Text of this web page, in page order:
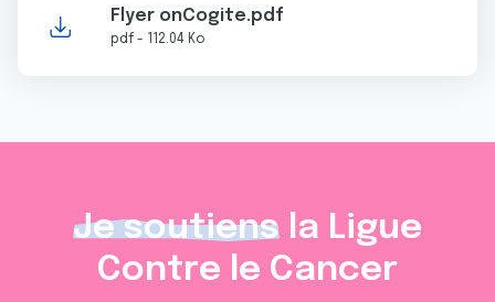
Flyer onCogite.pdf
pdf - 112.04 Ko
Je soutiens la Ligue
Contre le Cancer